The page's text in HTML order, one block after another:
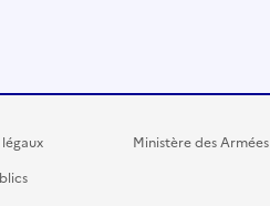
Ministère des Armées